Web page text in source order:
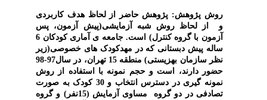
روش پژوهش: پژوهش حاضر از لحاظ هدف کاربردی
و  از لحاظ روش شبه آزمایشی(پیش آزمون، پس
ساله پیش دبستانی که در مهدکودک های خصوصی(زیر
نظر سازمان بهزیستی) منطقه 15 تهران، در سال97-98
حضور دارند، است و حجم نمونه با استفاده از روش
نمونه گیری در دسترس انتخاب و 30 کودک به صورت
تصادفی در دو گروه  مساوی آزمایش (15نفر) و گروه